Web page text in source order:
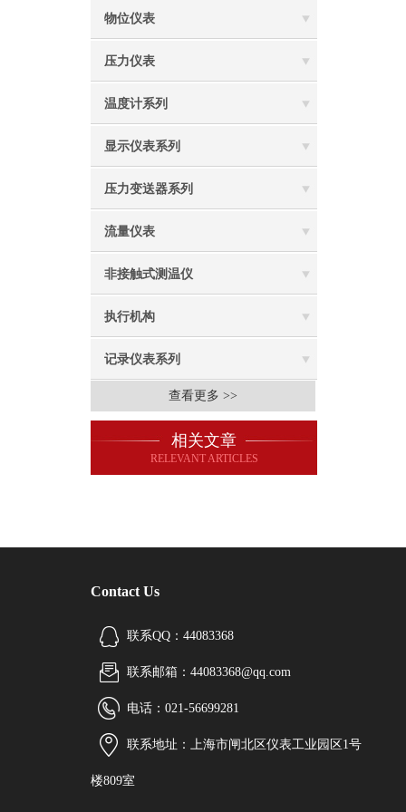
物位仪表
压力仪表
温度计系列
显示仪表系列
压力变送器系列
流量仪表
非接触式测温仪
执行机构
记录仪表系列
查看更多 >>
相关文章
RELEVANT ARTICLES
Contact Us
联系QQ：44083368
联系邮箱：44083368@qq.com
电话：021-56699281
联系地址：上海市闸北区仪表工业园区1号
楼809室